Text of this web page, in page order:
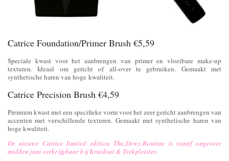
Catrice Foundation/Primer Brush €5,59
Speciale kwast voor het aanbrengen van primer en vloeibare make-up
texturen. Ideaal om gericht of all-over te gebruiken. Gemaakt met
synthetische haren van hoge kwaliteit.
Catrice Precision Brush €4,59
Premium kwast met een specifieke vorm voor het zeer gericht aanbrengen van
accenten met verschillende texturen. Gemaakt met synthetische haren van
hoge kwaliteit.
De nieuwe Catrice limited edition The.Dewy.Routine is vanaf ongeveer
midden juni verkrijgbaar bij Kruidvat & Trekpleister.